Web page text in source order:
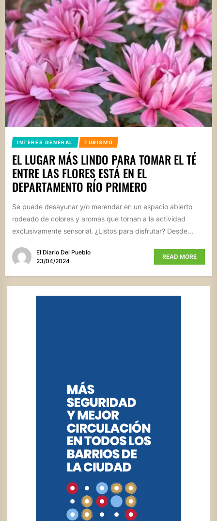
INTERÉS GENERAL TURISMO
EL LUGAR MÁS LINDO PARA TOMAR EL TÉ
ENTRE LAS FLORES ESTÁ EN EL
DEPARTAMENTO RÍO PRIMERO
Se puede desayunar y/o merendar en un espacio abierto
rodeado de colores y aromas que tornan a la actividad
exclusivamente sensorial. ¿Listos para disfrutar? Desde...
El Diario Del Pueblo
23/04/2024
READ MORE